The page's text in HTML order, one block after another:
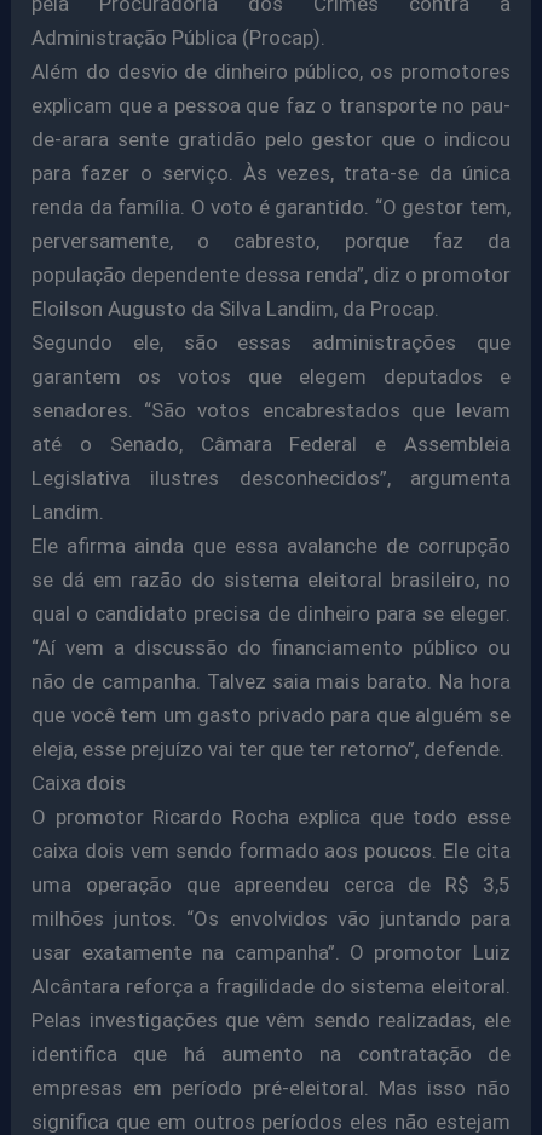
Administração Pública (Procap).
Além do desvio de dinheiro público, os promotores
explicam que a pessoa que faz o transporte no pau-
de-arara sente gratidão pelo gestor que o indicou
para fazer o serviço. Às vezes, trata-se da única
renda da família. O voto é garantido. “O gestor tem,
perversamente, o cabresto, porque faz da
população dependente dessa renda”, diz o promotor
Eloilson Augusto da Silva Landim, da Procap.
Segundo ele, são essas administrações que
garantem os votos que elegem deputados e
senadores. “São votos encabrestados que levam
até o Senado, Câmara Federal e Assembleia
Legislativa ilustres desconhecidos”, argumenta
Landim.
Ele afirma ainda que essa avalanche de corrupção
se dá em razão do sistema eleitoral brasileiro, no
qual o candidato precisa de dinheiro para se eleger.
“Aí vem a discussão do financiamento público ou
não de campanha. Talvez saia mais barato. Na hora
que você tem um gasto privado para que alguém se
eleja, esse prejuízo vai ter que ter retorno”, defende.
Caixa dois
O promotor Ricardo Rocha explica que todo esse
caixa dois vem sendo formado aos poucos. Ele cita
uma operação que apreendeu cerca de R$ 3,5
milhões juntos. “Os envolvidos vão juntando para
usar exatamente na campanha”. O promotor Luiz
Alcântara reforça a fragilidade do sistema eleitoral.
Pelas investigações que vêm sendo realizadas, ele
identifica que há aumento na contratação de
empresas em período pré-eleitoral. Mas isso não
significa que em outros períodos eles não estejam